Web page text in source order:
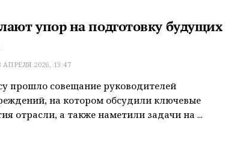
упор на подготовку будущих
АПРЕЛЯ 2026, 13:47
прошло совещание руководителей
на котором обсудили ключевые
отрасли, а также наметили задачи на ...